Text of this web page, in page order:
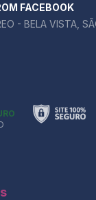
FACEBOOK
- BELA VISTA,